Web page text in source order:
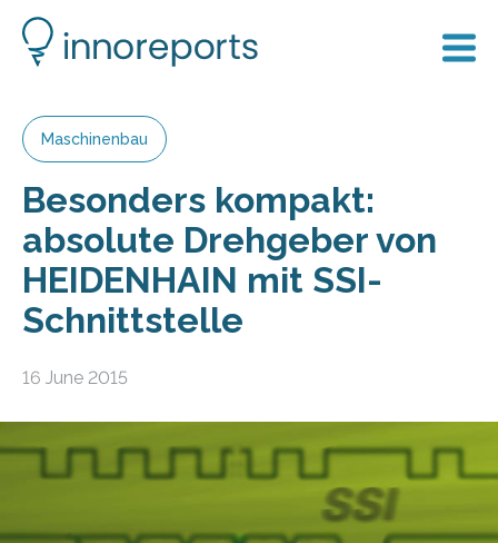
Maschinenbau
Besonders kompakt:
absolute Drehgeber von
HEIDENHAIN mit SSI-
Schnittstelle
16 June 2015